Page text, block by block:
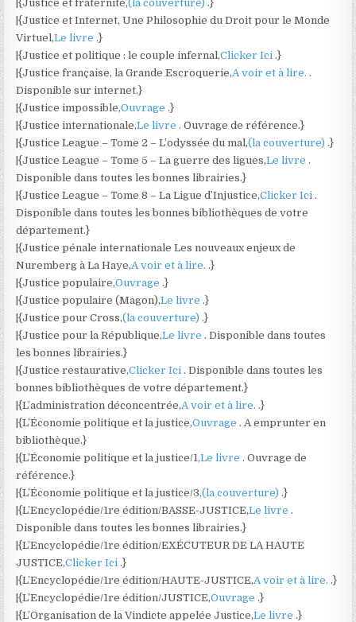
|{Justice et fraternité,(la couverture) .}
|{Justice et Internet, Une Philosophie du Droit pour le Monde
Virtuel,Le livre .}
|{Justice et politique : le couple infernal,Clicker Ici .}
|{Justice française, la Grande Escroquerie,A voir et à lire. .
Disponible sur internet.}
|{Justice impossible,Ouvrage .}
|{Justice internationale,Le livre . Ouvrage de référence.}
|{Justice League – Tome 2 – L’odyssée du mal,(la couverture) .}
|{Justice League – Tome 5 – La guerre des ligues,Le livre .
Disponible dans toutes les bonnes librairies.}
|{Justice League – Tome 8 – La Ligue d’Injustice,Clicker Ici .
Disponible dans toutes les bonnes bibliothèques de votre
département.}
|{Justice pénale internationale Les nouveaux enjeux de
Nuremberg à La Haye,A voir et à lire. .}
|{Justice populaire,Ouvrage .}
|{Justice populaire (Magon),Le livre .}
|{Justice pour Cross,(la couverture) .}
|{Justice pour la République,Le livre . Disponible dans toutes
les bonnes librairies.}
|{Justice restaurative,Clicker Ici . Disponible dans toutes les
bonnes bibliothèques de votre département.}
|{L’administration déconcentrée,A voir et à lire. .}
|{L’Économie politique et la justice,Ouvrage . A emprunter en
bibliothèque.}
|{L’Économie politique et la justice/1,Le livre . Ouvrage de
référence.}
|{L’Économie politique et la justice/3,(la couverture) .}
|{L’Encyclopédie/1re édition/BASSE-JUSTICE,Le livre .
Disponible dans toutes les bonnes librairies.}
|{L’Encyclopédie/1re édition/EXÉCUTEUR DE LA HAUTE
JUSTICE,Clicker Ici .}
|{L’Encyclopédie/1re édition/HAUTE-JUSTICE,A voir et à lire. .}
|{L’Encyclopédie/1re édition/JUSTICE,Ouvrage .}
|{L’Organisation de la Vindicte appelée Justice,Le livre .}